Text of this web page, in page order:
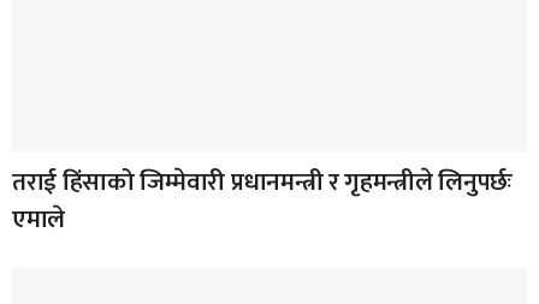
तराई हिंसाको जिम्मेवारी प्रधानमन्त्री र गृहमन्त्रीले लिनुपर्छः
एमाले